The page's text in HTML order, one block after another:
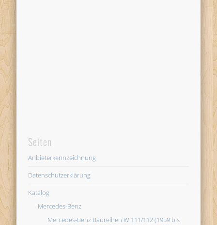
Seiten
Anbieterkennzeichnung
Datenschutzerklärung
Katalog
Mercedes-Benz
Mercedes-Benz Baureihen W 111/112 (1959 bis